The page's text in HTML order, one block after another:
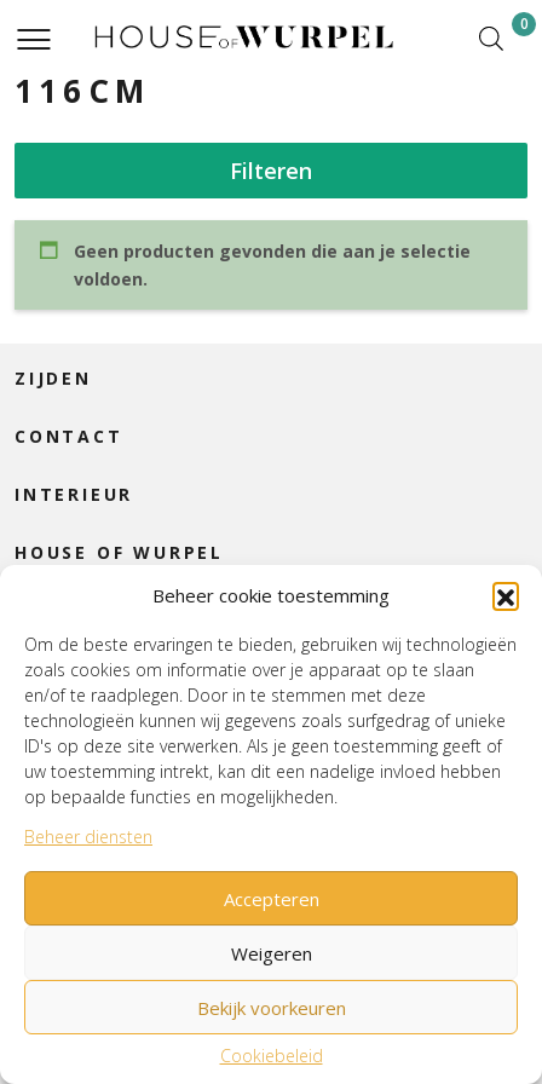
Beheer cookie toestemming
Om de beste ervaringen te bieden, gebruiken wij technologieën
zoals cookies om informatie over je apparaat op te slaan
en/of te raadplegen. Door in te stemmen met deze
technologieën kunnen wij gegevens zoals surfgedrag of unieke
ID's op deze site verwerken. Als je geen toestemming geeft of
uw toestemming intrekt, kan dit een nadelige invloed hebben
op bepaalde functies en mogelijkheden.
Beheer diensten
Accepteren
Weigeren
Bekijk voorkeuren
Cookiebeleid
0
116CM
Filteren
Geen producten gevonden die aan je selectie
voldoen.
HOUSE OF WURPEL
OPENINGSTIJDEN
ZIJDEN
CONTACT
INTERIEUR
Verzenden & RetournerenCookiebeleid (EU)
Mijn account
© House of Wurpel 2026 - Proudly made by